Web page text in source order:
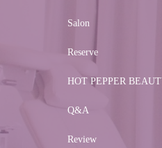
Salon
Reserve
HOT PEPPER
Q&A
Review